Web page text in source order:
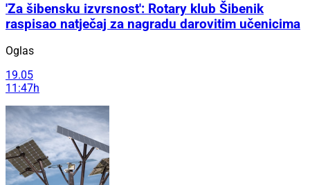
'Za šibensku izvrsnost': Rotary klub Šibenik
raspisao natječaj za nagradu darovitim učenicima
Oglas
19.05
11:47h